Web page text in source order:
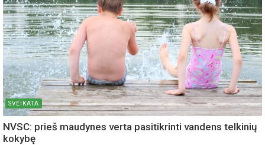
SVEIKATA
NVSC: prieš maudynes verta pasitikrinti vandens telkinių
kokybę